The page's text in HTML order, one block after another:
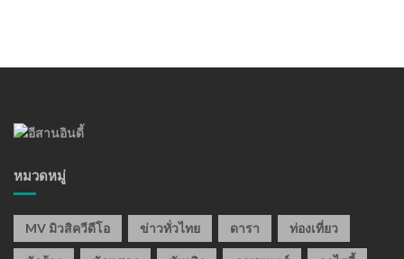
หมวดหมู่
MV มิวสิควีดีโอ ข่าวทั่วไทย ดารา ท่องเที่ยว